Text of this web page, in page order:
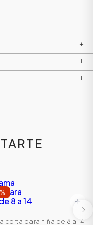
+
+
+
%
corta para niña de 8 a 14